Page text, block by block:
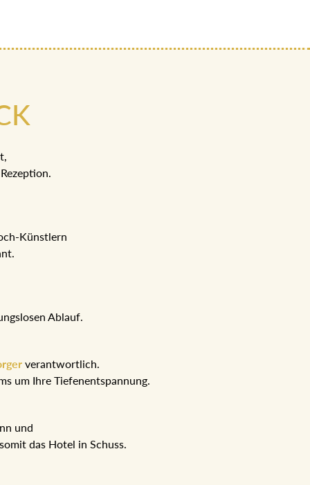
Künstlern
Ablauf.
verantwortlich.
um Ihre Tiefenentspannung.
und
das Hotel in Schuss.